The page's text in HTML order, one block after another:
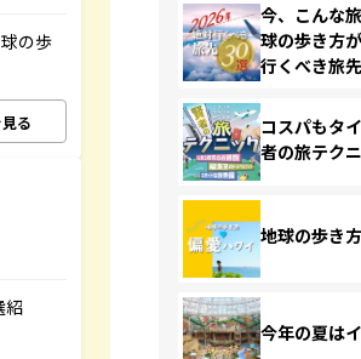
の歩
る
紹
今、こんな
球の歩き方
行くべき旅
コスパもタ
者の旅テク
地球の歩き
今年の夏は